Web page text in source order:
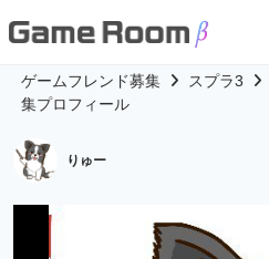
ゲームフレンド募集 スプラ3
集プロフィール
りゅー